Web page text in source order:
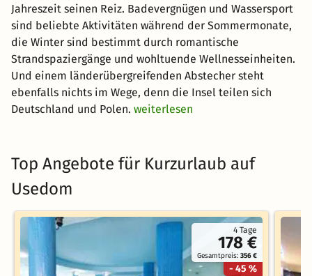
Jahreszeit seinen Reiz. Badevergnügen und Wassersport
sind beliebte Aktivitäten während der Sommermonate,
die Winter sind bestimmt durch romantische
Strandspaziergänge und wohltuende Wellnesseinheiten.
Und einem länderübergreifenden Abstecher steht
ebenfalls nichts im Wege, denn die Insel teilen sich
Deutschland und Polen. weiterlesen
Top Angebote für Kurzurlaub auf
Usedom
4 Tage
178 €
Gesamtpreis:356 €
- 45 %